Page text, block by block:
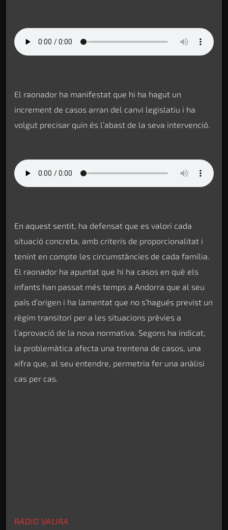
El raonador ha manifestat que hi ha hagut un
increment de casos arran del canvi legislatiu i ha
volgut precisar quin és l’abast de la seva intervenció.
En aquest sentit, ha defensat que es valori cada
situació concreta, amb criteris de proporcionalitat i
tenint en compte les circumstàncies de cada família.
El raonador ha apuntat que hi ha casos en què els
infants han passat més temps a Andorra que al seu
país d’origen i ha lamentat que no s’hagués previst un
règim transitori per a les situacions prèvies a
l’aprovació de la nova normativa. Segons ha indicat,
la problemàtica afecta una trentena de casos, una
xifra que, al seu entendre, permetria fer una anàlisi
cas per cas.
RÀDIO VALIRA